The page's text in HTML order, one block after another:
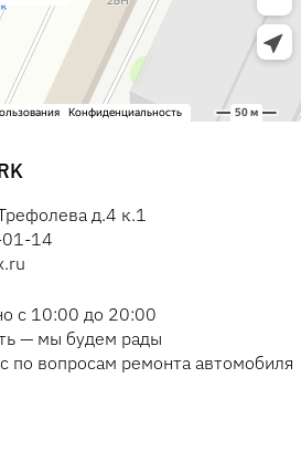
д.4 к.1
14
с 10:00 до 20:00
— мы будем рады
по вопросам ремонта автомобиля